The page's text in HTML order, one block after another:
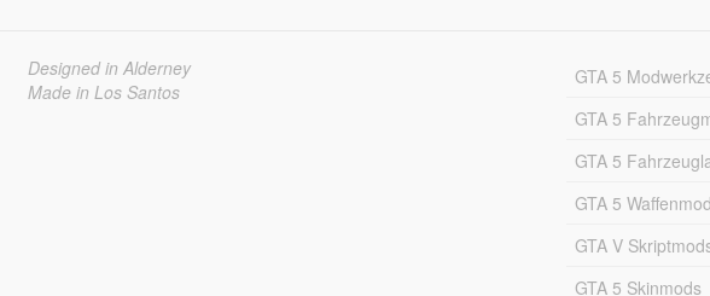
Designed in Alderney
Made in Los Santos
GTA 5
GTA 5
GTA 5
GTA 5
GTA V
GTA 5 Skinmods